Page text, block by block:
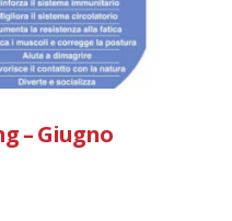
– Giugno